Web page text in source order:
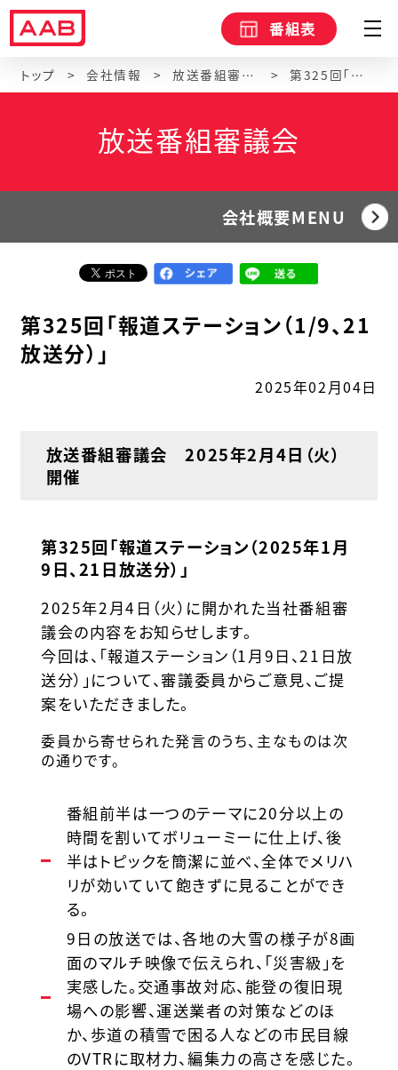
番組表
トップ 会社情報 放送番組審議会 第325回「報道ステーション（1/9、21放送分）」
放送番組審議会
会社概要MENU
第325回「報道ステーション（1/9、21
放送分）」
2025年02月04日
放送番組審議会 2025年2月4日（火）
開催
第325回「報道ステーション（2025年1月
9日、21日放送分）」
2025年2月4日（火）に開かれた当社番組審
議会の内容をお知らせします。
今回は、「報道ステーション（1月9日、21日放
送分）」について、審議委員からご意見、ご提
案をいただきました。
委員から寄せられた発言のうち、主なものは次
の通りです。
番組前半は一つのテーマに20分以上の
時間を割いてボリューミーに仕上げ、後
半はトピックを簡潔に並べ、全体でメリハ
リが効いていて飽きずに見ることができ
る。
9日の放送では、各地の大雪の様子が8画
面のマルチ映像で伝えられ、「災害級」を
実感した。交通事故対応、能登の復旧現
場への影響、運送業者の対策などのほ
か、歩道の積雪で困る人などの市民目線
のVTRに取材力、編集力の高さを感じた。